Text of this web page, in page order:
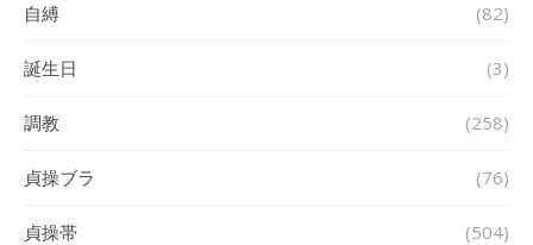
自縛 (82)
誕生日 (3)
調教 (258)
貞操ブラ (76)
貞操帯 (504)